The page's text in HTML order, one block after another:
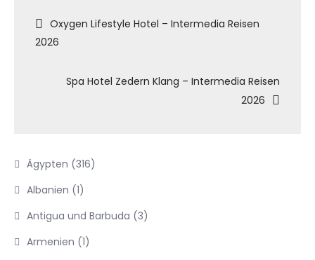
Beitragsnavigation
Oxygen Lifestyle Hotel – Intermedia Reisen
2026
Spa Hotel Zedern Klang – Intermedia Reisen
2026
Ägypten (316)
Albanien (1)
Antigua und Barbuda (3)
Armenien (1)